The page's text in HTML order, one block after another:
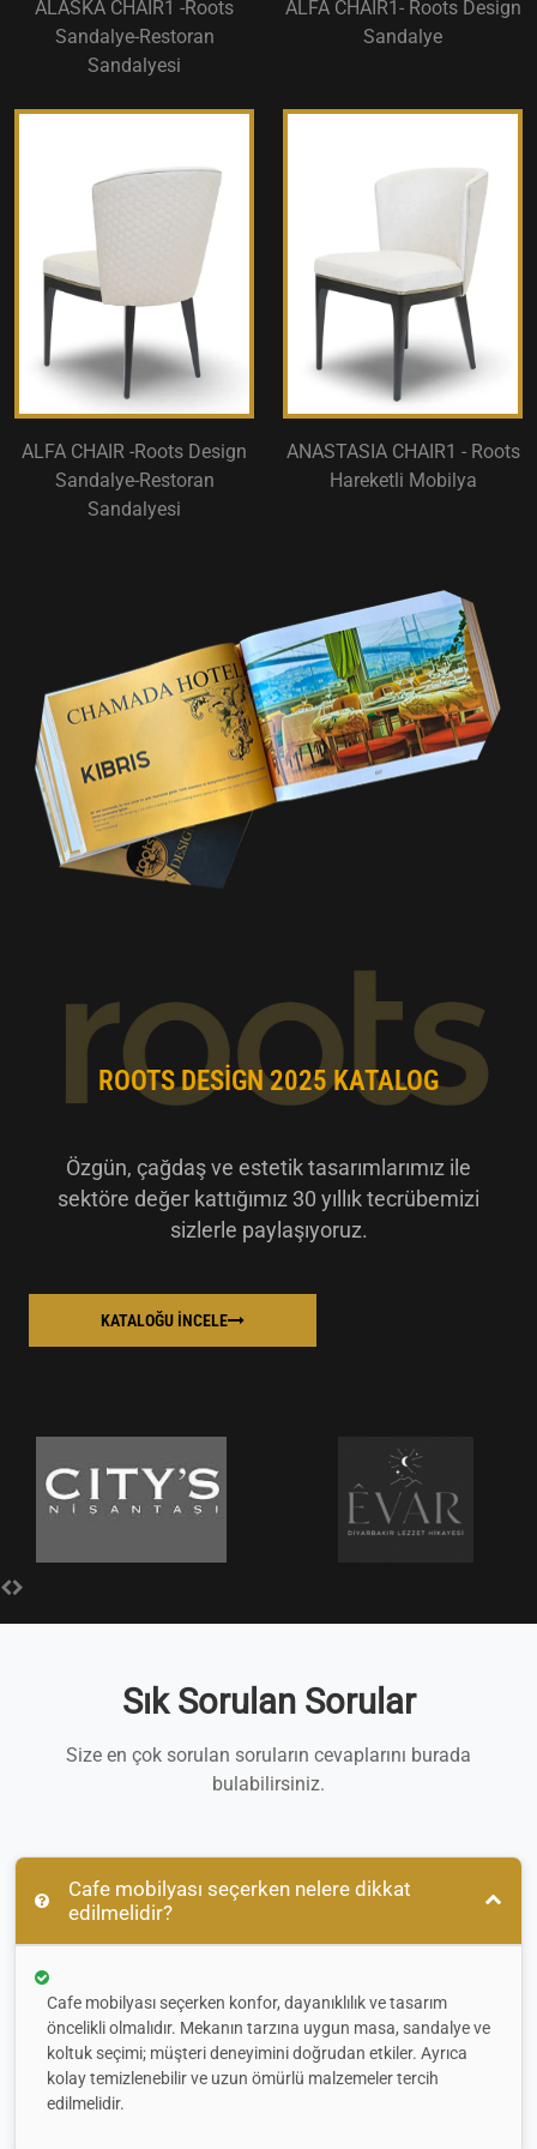
ALASKA CHAIR1 -Roots
Sandalye-Restoran
Sandalyesi
ALFA CHAIR1- Roots Design
Sandalye
ALFA CHAIR -Roots Design
Sandalye-Restoran
Sandalyesi
ANASTASIA CHAIR1 - Roots
Hareketli Mobilya
ROOTS DESIGN 2025 KATALOG
Özgün, çağdaş ve estetik tasarımlarımız ile
sektöre değer kattığımız 30 yıllık tecrübemizi
sizlerle paylaşıyoruz.
KATALOĞU İNCELE
Sık Sorulan Sorular
Size en çok sorulan soruların cevaplarını burada
bulabilirsiniz.
Cafe mobilyası seçerken nelere dikkat
edilmelidir?
Cafe mobilyası seçerken konfor, dayanıklılık ve tasarım
öncelikli olmalıdır. Mekanın tarzına uygun masa, sandalye ve
koltuk seçimi; müşteri deneyimini doğrudan etkiler. Ayrıca
kolay temizlenebilir ve uzun ömürlü malzemeler tercih
edilmelidir.